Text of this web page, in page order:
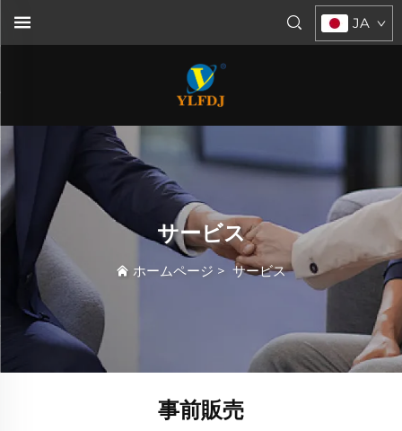
JA
サービス
ホームページ > サービス
事前販売